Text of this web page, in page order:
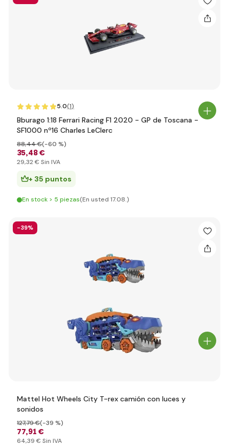
5.0(1)
Bburago 1:18 Ferrari Racing F1 2020 - GP de Toscana -
SF1000 nº16 Charles LeClerc
35,48 €
88,44 €(-60 %)
29,32 € Sin IVA
+ 35 puntos
En stock > 5 piezas(En usted 17.08.)
-39%
Mattel Hot Wheels City T-rex camión con luces y
sonidos
77,91 €
127,79 €(-39 %)
64,39 € Sin IVA